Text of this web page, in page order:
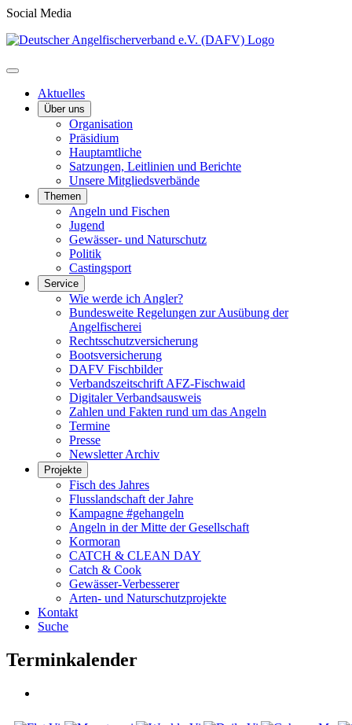
Social Media
Aktuelles
Über uns
Organisation
Präsidium
Hauptamtliche
Satzungen, Leitlinien und Berichte
Unsere Mitgliedsverbände
Themen
Angeln und Fischen
Jugend
Gewässer- und Naturschutz
Politik
Castingsport
Service
Wie werde ich Angler?
Bundesweite Regelungen zur Ausübung der
Angelfischerei
Rechtsschutzversicherung
Bootsversicherung
DAFV Fischbilder
Verbandszeitschrift AFZ-Fischwaid
Digitaler Verbandsausweis
Zahlen und Fakten rund um das Angeln
Termine
Presse
Newsletter Archiv
Projekte
Fisch des Jahres
Flusslandschaft der Jahre
Kampagne #gehangeln
Angeln in der Mitte der Gesellschaft
Kormoran
CATCH & CLEAN DAY
Catch & Cook
Gewässer-Verbesserer
Arten- und Naturschutzprojekte
Kontakt
Suche
Terminkalender